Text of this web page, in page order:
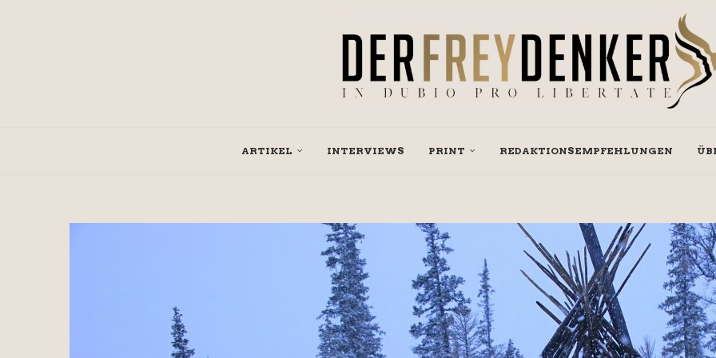
ARTIKEL INTERVIEWS PRINT REDAKTIONSEMPFEHLUNGEN